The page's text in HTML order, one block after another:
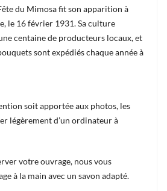
du Mimosa fit son apparition à
le 16 février 1931. Sa culture
centaine de producteurs locaux, et
sont expédiés chaque année à
soit apportée aux photos, les
légèrement d’un ordinateur à
votre ouvrage, nous vous
à la main avec un savon adapté.